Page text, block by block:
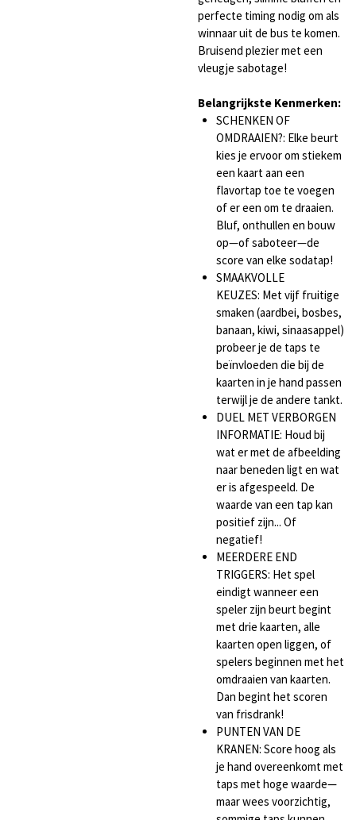
perfecte timing nodig om als
winnaar uit de bus te komen.
Bruisend plezier met een
vleugje sabotage!
Belangrijkste Kenmerken:
SCHENKEN OF
OMDRAAIEN?: Elke beurt
kies je ervoor om stiekem
een kaart aan een
flavortap toe te voegen
of er een om te draaien.
Bluf, onthullen en bouw
op—of saboteer—de
score van elke sodatap!
SMAAKVOLLE
KEUZES: Met vijf fruitige
smaken (aardbei, bosbes,
banaan, kiwi, sinaasappel)
probeer je de taps te
beïnvloeden die bij de
kaarten in je hand passen
terwijl je de andere tankt.
DUEL MET VERBORGEN
INFORMATIE: Houd bij
wat er met de afbeelding
naar beneden ligt en wat
er is afgespeeld. De
waarde van een tap kan
positief zijn... Of
negatief!
MEERDERE END
TRIGGERS: Het spel
eindigt wanneer een
speler zijn beurt begint
met drie kaarten, alle
kaarten open liggen, of
spelers beginnen met het
omdraaien van kaarten.
Dan begint het scoren
van frisdrank!
PUNTEN VAN DE
KRANEN: Score hoog als
je hand overeenkomt met
taps met hoge waarde—
maar wees voorzichtig,